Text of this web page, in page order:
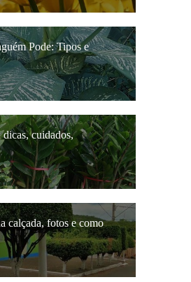
Pode: Tipos e
cuidados,
calçada, fotos e como